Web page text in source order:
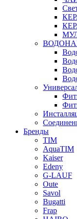
Бренды
TIM
AquaTIM
Kaiser
Edeny
G-LAUF
Oute
Savol
Bugatti
Frap